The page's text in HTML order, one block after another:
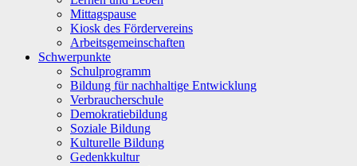
Mittagspause
Kiosk des Fördervereins
Arbeitsgemeinschaften
Schwerpunkte
Schulprogramm
Bildung für nachhaltige Entwicklung
Verbraucherschule
Demokratiebildung
Soziale Bildung
Kulturelle Bildung
Gedenkkultur